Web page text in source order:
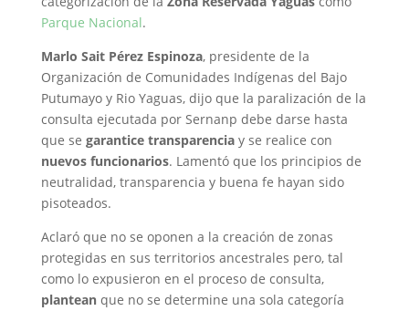
Parque Nacional.
Marlo Sait Pérez Espinoza, presidente de la
Organización de Comunidades Indígenas del Bajo
Putumayo y Rio Yaguas, dijo que la paralización de la
consulta ejecutada por Sernanp debe darse hasta
que se garantice transparenciay se realice con
nuevos funcionarios. Lamentó que los principios de
neutralidad, transparencia y buena fe hayan sido
pisoteados.
Aclaró que no se oponen a la creación de zonas
protegidas en sus territorios ancestrales pero, tal
como lo expusieron en el proceso de consulta,
planteanque no se determine una sola categoría